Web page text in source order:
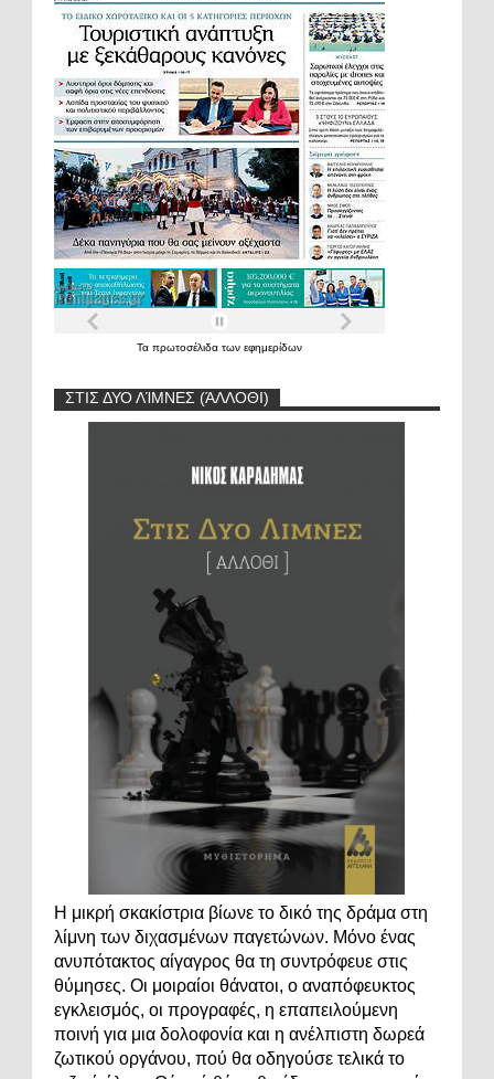
Τα πρωτοσέλιδα των εφημερίδων
ΣΤΙΣ ΔΥΟ ΛΊΜΝΕΣ (ΆΛΛΟΘΙ)
Η μικρή σκακίστρια βίωνε το δικό της δράμα στη
λίμνη των διχασμένων παγετώνων. Μόνο ένας
ανυπότακτος αίγαγρος θα τη συντρόφευε στις
θύμησες. Οι μοιραίοι θάνατοι, ο αναπόφευκτος
εγκλεισμός, οι προγραφές, η επαπειλούμενη
ποινή για μια δολοφονία και η ανέλπιστη δωρεά
ζωτικού οργάνου, πού θα οδηγούσε τελικά το